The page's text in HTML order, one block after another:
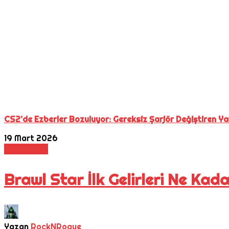
CS2’de Ezberler Bozuluyor: Gereksiz Şarjör Değiştiren
19 Mart 2026
Brawl Star İlk Gelirleri Ne
Yazan RockNRogue